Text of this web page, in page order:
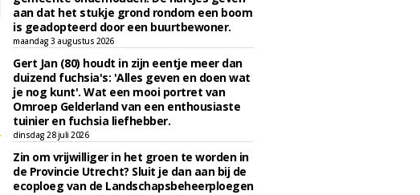
aan dat het stukje grond rondom een boom
is geadopteerd door een buurtbewoner.
maandag 3 augustus 2026
Gert Jan (80) houdt in zijn eentje meer dan
duizend fuchsia's: 'Alles geven en doen wat
je nog kunt'. Wat een mooi portret van
Omroep Gelderland van een enthousiaste
tuinier en fuchsia liefhebber.
dinsdag 28 juli 2026
Zin om vrijwilliger in het groen te worden in
de Provincie Utrecht? Sluit je dan aan bij de
ecoploeg van de Landschapsbeheerploegen